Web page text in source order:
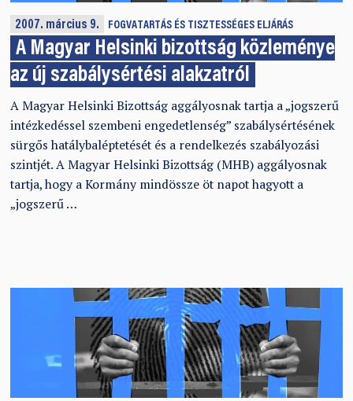
2007. március 9. FOGVATARTÁS ÉS TISZTESSÉGES ELJÁRÁS
A Magyar Helsinki bizottság közleménye
az új szabálysértési alakzatról
A Magyar Helsinki Bizottság aggályosnak tartja a „jogszerű
intézkedéssel szembeni engedetlenség” szabálysértésének
sürgős hatálybaléptetését és a rendelkezés szabályozási
szintjét. A Magyar Helsinki Bizottság (MHB) aggályosnak
tartja, hogy a Kormány mindössze öt napot hagyott a
„jogszerű …